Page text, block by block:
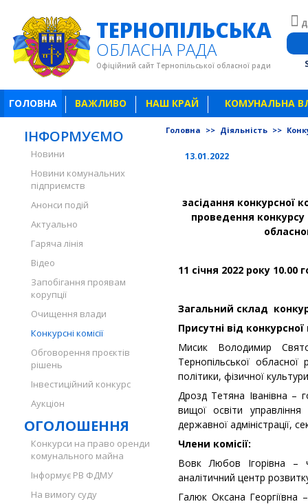
ТЕРНОПІЛЬСЬКА
ОБЛАСНА РАДА
Офіційний сайт Тернопільської обласної ради
ГОЛОВНА ВАЖЛИВО НАШ КРАЙ КОМУНАЛЬНА
ІНФОРМУЄМО
Новини
Новини комунальних
підприємств
Анонси подій
Актуально
Гаряча лінія
Відео
Запобігання проявам
корупції
Очищення влади
Конкурсні комісії
Обговорення проєктів
рішень
Інвестиційний конкурс
Аукціон
ОГОЛОШЕННЯ
Конкурси на право оренди
комунального майна
Інформує РВ ФДМУ
На вимогу суду
Головна >> Діяльність >>
13.01.2022
засідання конкурсної
проведення конкурсу
11 січня 2022 року 10.00
Загальний склад
Присутні від конкурсної
Мисик Володимир
Тернопільської
політики, фізичної
Дрозд Тетяна Іванівна –
вищої освіти управління
державної адміністрації,
Члени комісії:
Вовк Любов Ігорівна –
аналітичний центр
Галюк Оксана Георгіївна